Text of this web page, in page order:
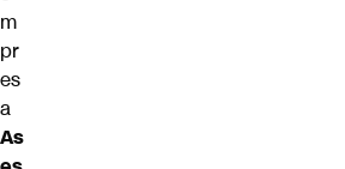
m
pr
es
a
As